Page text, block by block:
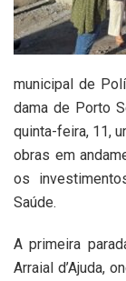
municipal de
dama de Porto
quinta-feira, 11,
obras em
os
Saúde.
A primeira
Arraial d’Ajuda,